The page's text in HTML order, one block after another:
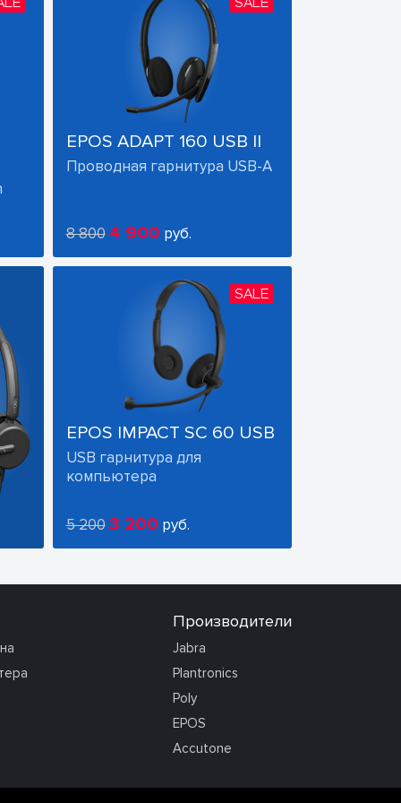
EPOS ADAPT 160 USB II
Проводная гарнитура USB-A
8 800 4 900 руб.
SALE
EPOS IMPACT SC 60 USB
USB гарнитура для
компьютера
5 200 3 200 руб.
Производители
Jabra
Plantronics
Poly
EPOS
Accutone